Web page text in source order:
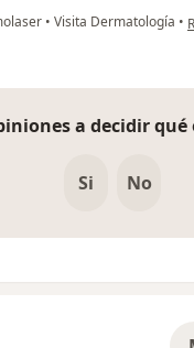
• Visita Dermatología •
a decidir
Si No